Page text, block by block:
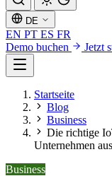
DE
EN PT ES FR
Demo buchen
Jetzt
Startseite
Blog
Business
Die richtige
Unternehmen
Business